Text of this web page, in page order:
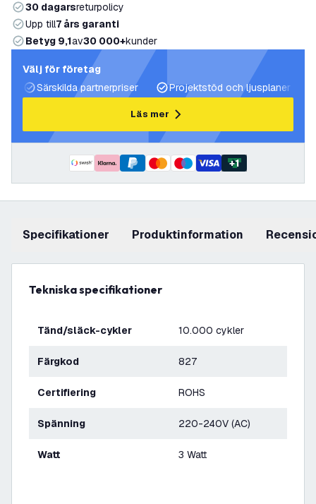
30 dagarsreturpolicy
Upp till7 års garanti
Betyg 9,1av30 000+kunder
Välj för företag
Särskilda partnerpriser
Projektstöd och ljusplaner
Läs mer
+1
Specifikationer produktinformation
Tekniska specifikationer
Tänd/släck-cykler 10.000 cykler
Färgkod 827
Certifiering ROHS
Spänning 220-240V (AC)
Watt 3 Watt